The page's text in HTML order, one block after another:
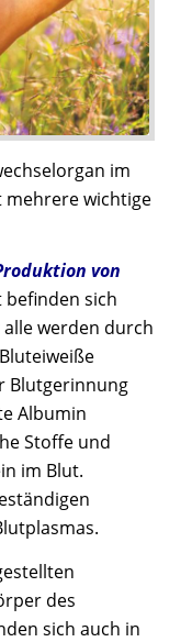
im
mehrere wichtige
von
befinden sich
alle werden durch
Blutgerinnung
Albumin
Stoffe und
im Blut.
des
sich auch in